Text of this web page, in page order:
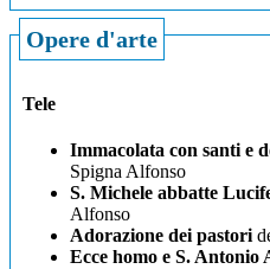
Opere d'arte
Tele
Immacolata con santi e
Spigna Alfonso
S. Michele abbatte
Alfonso
Adorazione dei pastori
Ecce homo e S. Antonio